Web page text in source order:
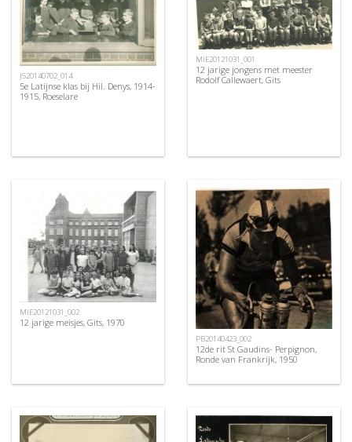
JS20140702_014
5e Latijnse klas bij Hil. Denys, 1914-
1915, Roeselare
MIE20121031_001
12 jarige jongens met meester
Rodolf Callewaert, Gits
MIE20121031_002
12 jarige meisjes, Gits, 1970
PB20140423_002
12de rit St Gaudins- Perpignon,
Ronde van Frankrijk, 1950